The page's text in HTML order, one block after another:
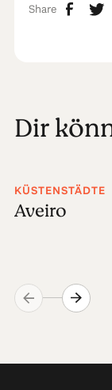
Share
Dir
KÜSTENSTÄDTE
Aveiro